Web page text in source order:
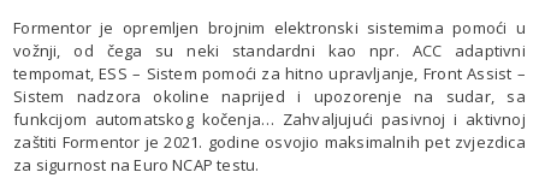
Formentor je opremljen brojnim elektronski sistemima pomoći u
vožnji, od čega su neki standardni kao npr. ACC adaptivni
tempomat, ESS – Sistem pomoći za hitno upravljanje, Front Assist –
Sistem nadzora okoline naprijed i upozorenje na sudar, sa
funkcijom automatskog kočenja… Zahvaljujući pasivnoj i aktivnoj
zaštiti Formentor je 2021. godine osvojio maksimalnih pet zvjezdica
za sigurnost na Euro NCAP testu.